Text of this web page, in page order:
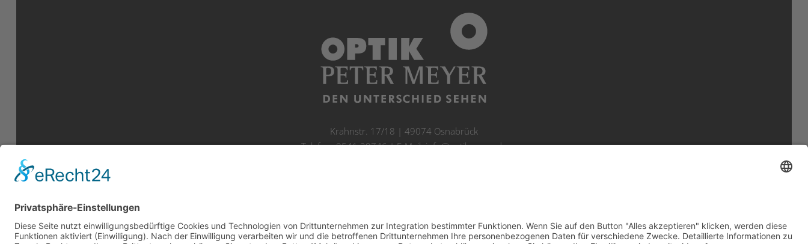
Krahnstr. 17/18 | 49074 Osnabrück
Telefon: 0541 29746 | E-Mail:info@optikmeyer.de